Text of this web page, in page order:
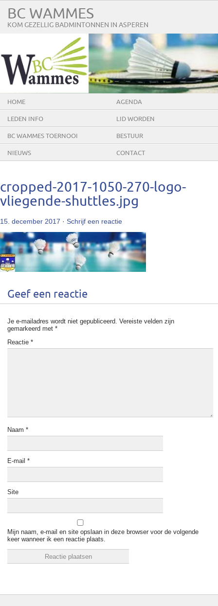
BC WAMMES
KOM GEZELLIG BADMINTONNEN IN ASPEREN
HOME AGENDA
LEDEN INFO LID WORDEN
BC WAMMES TOERNOOI BESTUUR
NIEUWS CONTACT
cropped-2017-1050-270-logo-
vliegende-shuttles.jpg
15. december 2017 · Schrijf een reactie
Geef een reactie
Je e-mailadres wordt niet gepubliceerd. Vereiste velden zijn
gemarkeerd met *
Reactie *
Naam *
E-mail *
Site
Mijn naam, e-mail en site opslaan in deze browser voor de volgende
keer wanneer ik een reactie plaats.